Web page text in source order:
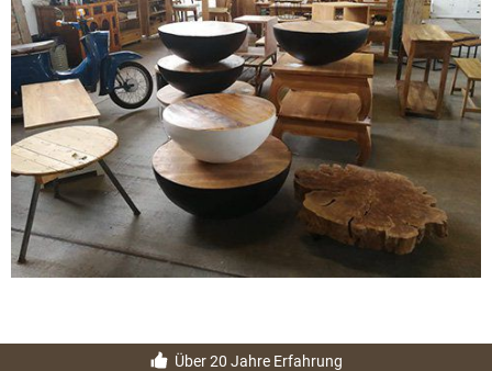
Über 20 Jahre Erfahrung